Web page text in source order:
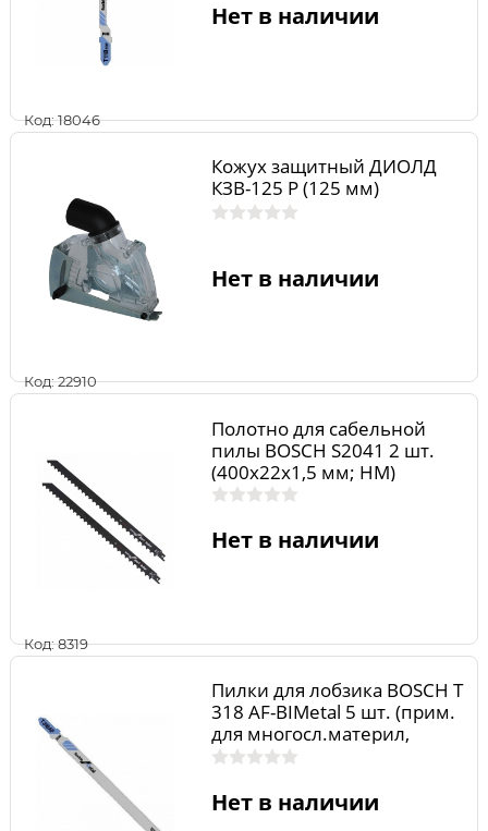
Код: 18046
Нет в наличии
Код: 22910
Кожух защитный ДИОЛД
КЗВ-125 Р (125 мм)
Нет в наличии
Код: 8319
Полотно для сабельной
пилы BOSCH S2041 2 шт.
(400х22х1,5 мм; HM)
2608650975
Нет в наличии
Пилки для лобзика BOSCH Т
318 AF-BIMetal 5 шт. (прим.
для многосл.материл,
прямой.рез, цв. металл,
Нет в наличии